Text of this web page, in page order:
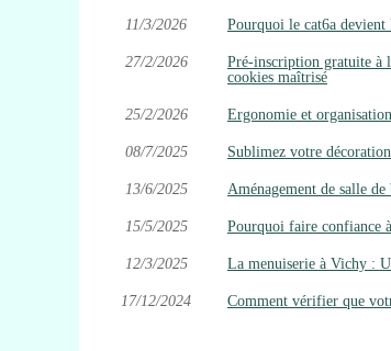
11/3/2026 Pourquoi le cat6a devient
27/2/2026
Pré‑inscription gratuite à
cookies maîtrisé
25/2/2026 Ergonomie et
08/7/2025 Sublimez votre
13/6/2025 Aménagement de salle
15/5/2025 Pourquoi faire confiance
12/3/2025 La menuiserie à Vichy :
17/12/2024 Comment vérifier que